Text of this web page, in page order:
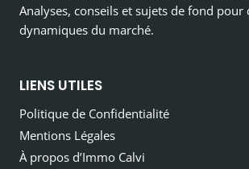
Analyses, conseils et sujets de fond
dynamiques du marché.
LIENS UTILES
Politique de Confidentialité
Mentions Légales
À propos d’Immo Calvi